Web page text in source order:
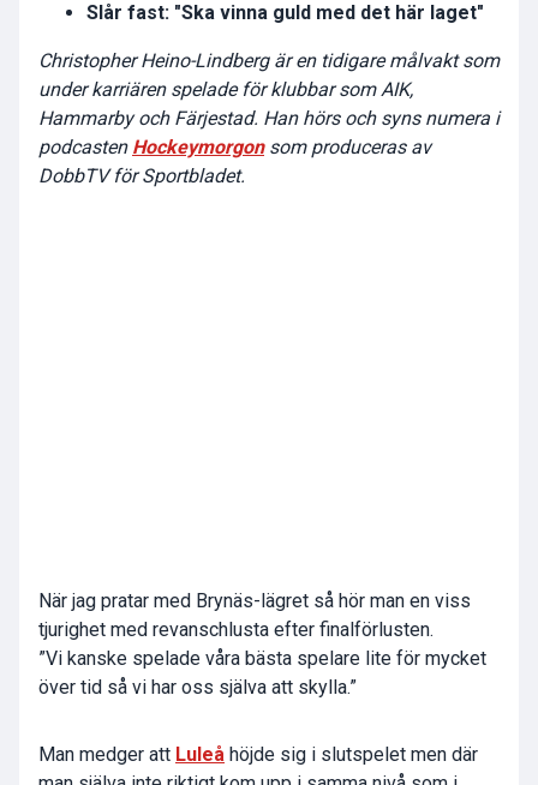
Slår fast: "Ska vinna guld med det här laget"
Christopher Heino-Lindberg är en tidigare målvakt som
under karriären spelade för klubbar som AIK,
Hammarby och Färjestad. Han hörs och syns numera i
podcasten Hockeymorgonsom produceras av
DobbTV för Sportbladet.
När jag pratar med Brynäs-lägret så hör man en viss
tjurighet med revanschlusta efter finalförlusten.
”Vi kanske spelade våra bästa spelare lite för mycket
över tid så vi har oss själva att skylla.”
Man medger att Luleå höjde sig i slutspelet men där